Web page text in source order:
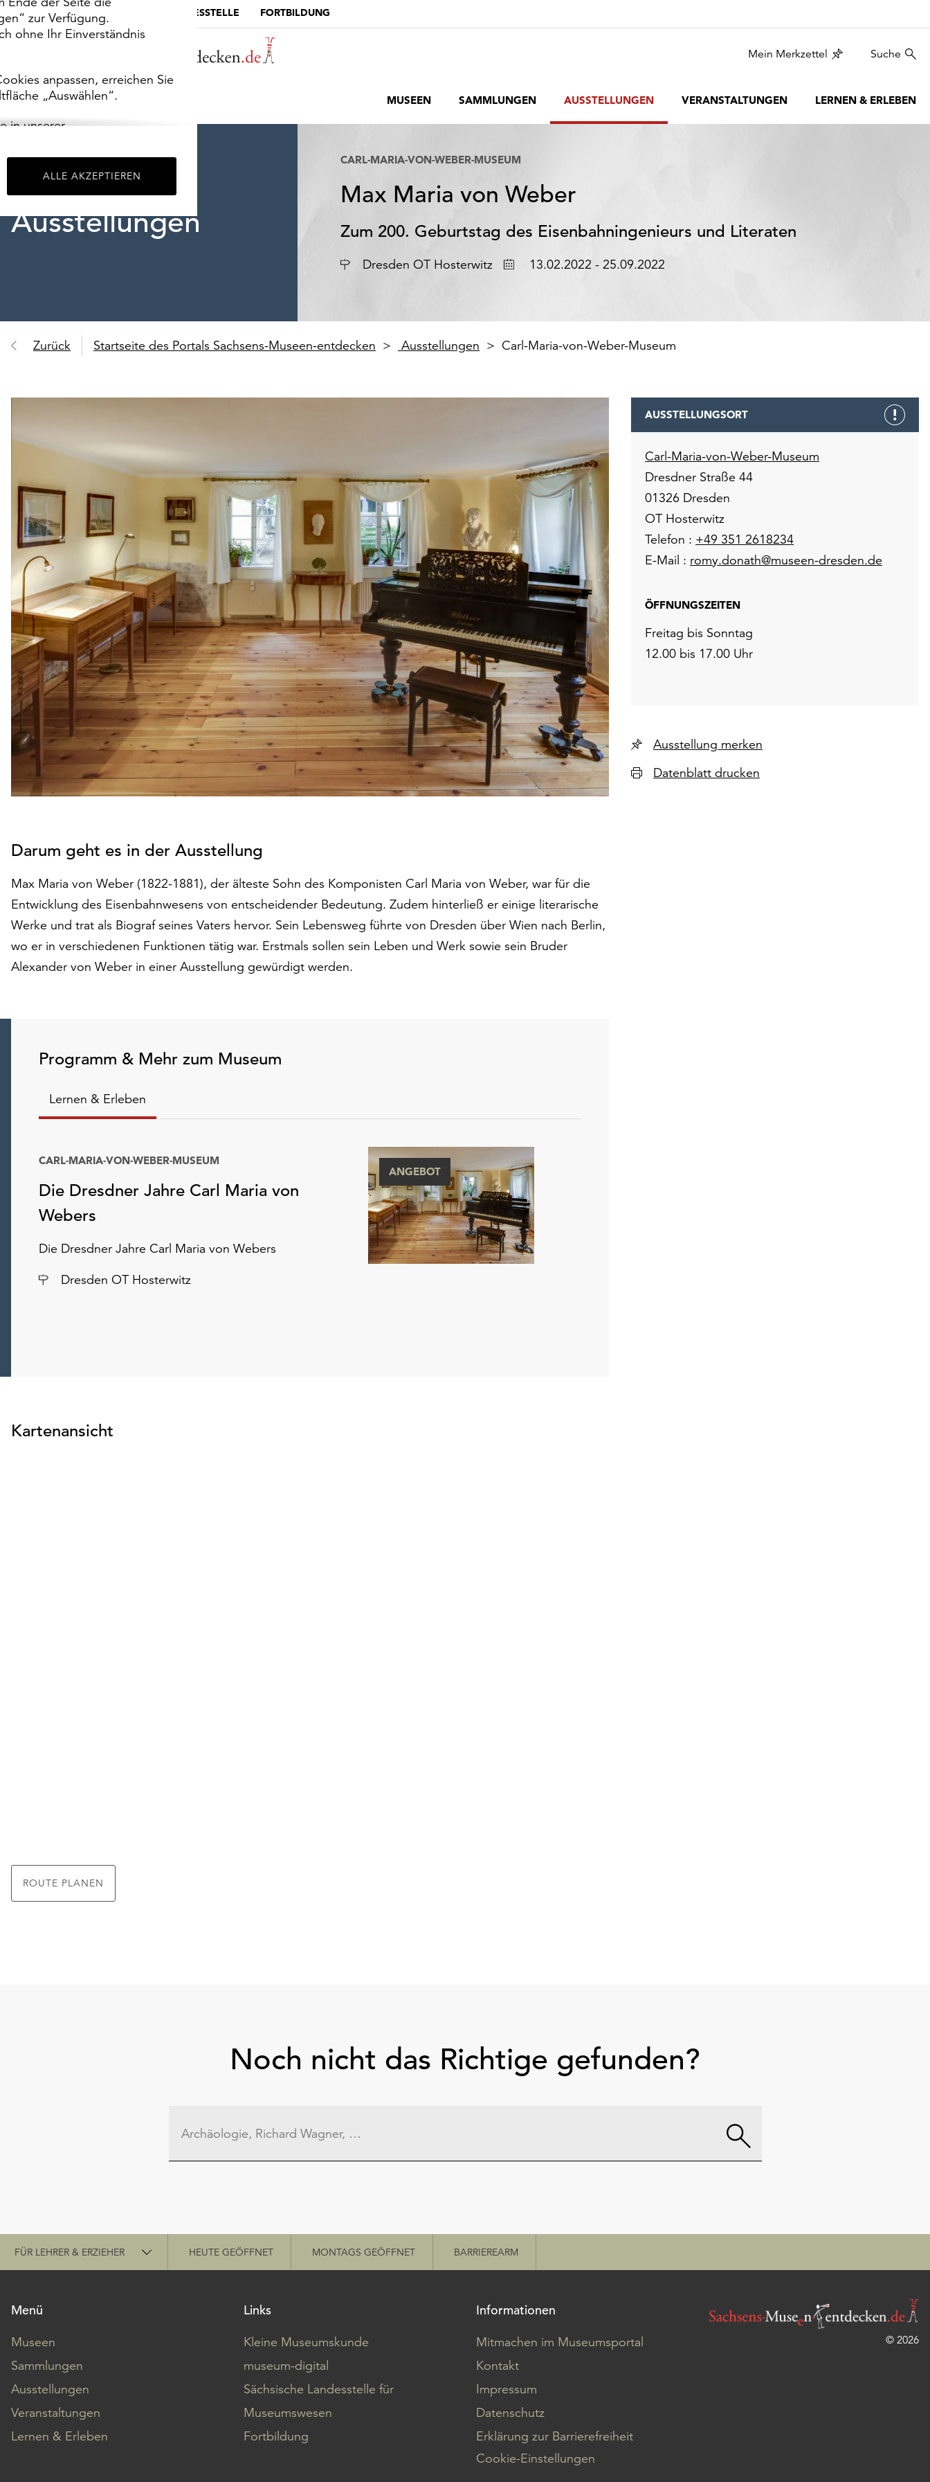
zur Verfügung.
ohne Ihr Einverständnis
anpassen, erreichen Sie
„Auswählen“.
in unserer
ALLE AKZEPTIEREN
MUSEUMSPORTAL DIE LANDESSTELLE FORTBILDUNG
Mein Merkzettel Suche
MUSEEN SAMMLUNGEN AUSSTELLUNGEN VERANSTALTUNGEN LERNEN & ERLEBEN
Ausstellungen
CARL-MARIA-VON-WEBER-MUSEUM
Max Maria von Weber
Zum 200. Geburtstag des Eisenbahningenieurs und Literaten
Ort Dresden OT Hosterwitz Datum13.02.2022 - 25.09.2022
Zurück Startseite des Portals Sachsens-Museen-entdecken Ausstellungen Carl-Maria-von-Weber-Museum
Darum geht es in der Ausstellung
Max Maria von Weber (1822-1881), der älteste Sohn des Komponisten Carl Maria von Weber, war für die
Entwicklung des Eisenbahnwesens von entscheidender Bedeutung. Zudem hinterließ er einige literarische
Werke und trat als Biograf seines Vaters hervor. Sein Lebensweg führte von Dresden über Wien nach Berlin,
wo er in verschiedenen Funktionen tätig war. Erstmals sollen sein Leben und Werk sowie sein Bruder
Alexander von Weber in einer Ausstellung gewürdigt werden.
Programm & Mehr zum Museum
Lernen & Erleben
Die Dresdner Jahre Carl Maria von
Webers
CARL-MARIA-VON-WEBER-MUSEUM
Die Dresdner Jahre Carl Maria von Webers
Ort
Dresden OT Hosterwitz
ANGEBOT
Kartenansicht
ROUTE PLANEN
AUSSTELLUNGSORT
Carl-Maria-von-Weber-Museum
Dresdner Straße 44
01326 Dresden
OT Hosterwitz
Telefon : +49 351 2618234
E-Mail : romy.donath@museen-dresden.de
ÖFFNUNGSZEITEN
Freitag bis Sonntag
12.00 bis 17.00 Uhr
Ausstellung merken
Datenblatt drucken
Noch nicht das Richtige gefunden?
Schnellzugriff
FÜR LEHRER & ERZIEHER HEUTE GEÖFFNET MONTAGS GEÖFFNET BARRIEREARM
Menü
Museen
Sammlungen
Ausstellungen
Veranstaltungen
Lernen & Erleben
Links
Kleine Museumskunde
museum-digital
Sächsische Landesstelle für
Museumswesen
Fortbildung
Informationen
Mitmachen im Museumsportal
Kontakt
Impressum
Datenschutz
Erklärung zur Barrierefreiheit
Cookie-Einstellungen
© 2026